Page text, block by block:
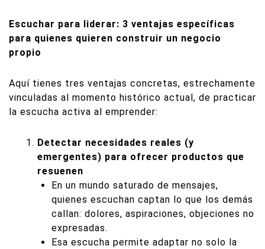
Escuchar para liderar: 3 ventajas específicas
para quienes quieren construir un negocio
propio
Aquí tienes tres ventajas concretas, estrechamente
vinculadas al momento histórico actual, de practicar
la escucha activa al emprender:
Detectar necesidades reales (y
emergentes) para ofrecer productos que
resuenen
En un mundo saturado de mensajes,
quienes escuchan captan lo que los demás
callan: dolores, aspiraciones, objeciones no
expresadas.
Esa escucha permite adaptar no solo la